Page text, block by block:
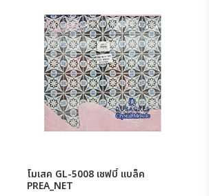
โมเสค GL-5008 เชฟบี้ แบล็ค
PREA_NET